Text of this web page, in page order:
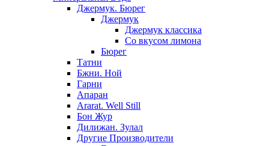
Джермук. Бюрег
Джермук
Джермук классика
Со вкусом лимона
Бюрег
Татни
Бжни. Ной
Гарни
Апаран
Ararat. Well Still
Бон Жур
Дилижан. Зулал
Другие Производители